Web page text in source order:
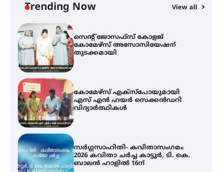
Trending Now View all
വെള്ളിയാഴ്ച സ്‌ക്രീൻ ചെയ്യുന്നു
സെന്റ് ജോസഫ്സ് കോളജ്
കോമേഴ്‌സ് അസോസിയേഷന്
തുടക്കമായി
കോമേഴ്സ് എക്സ്പോയുമായി
എസ് എൻ ഹയർ സെക്കൻഡറി
വിദ്യാർത്ഥികൾ
സർഗ്ഗസാഹിതി- കവിതാസംഗമം
2026 കവിതാ ചർച്ച കാട്ടൂർ, ടി. കെ.
ബാലൻ ഹാളിൽ 16ന്